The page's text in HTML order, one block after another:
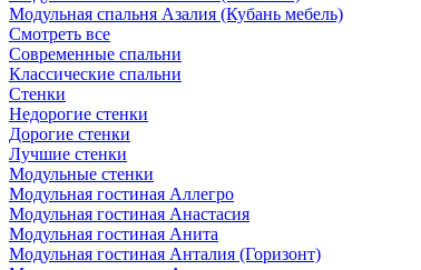
Модульная спальня Азалия (Кубань мебель)
Смотреть все
Современные спальни
Классические спальни
Стенки
Недорогие стенки
Дорогие стенки
Лучшие стенки
Модульные стенки
Модульная гостиная Аллегро
Модульная гостиная Анастасия
Модульная гостиная Анита
Модульная гостиная Анталия (Горизонт)